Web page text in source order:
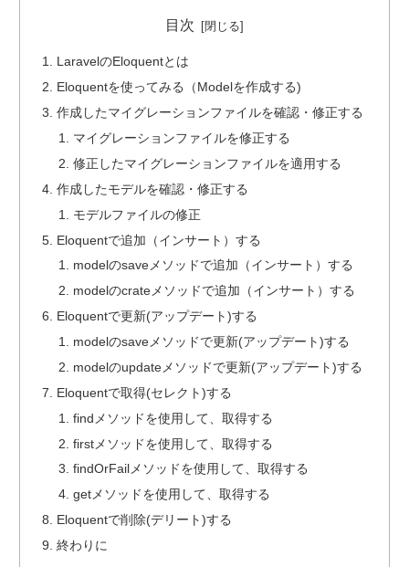
目次
LaravelのEloquentとは
Eloquentを使ってみる（Modelを作成する)
作成したマイグレーションファイルを確認・修正する
マイグレーションファイルを修正する
修正したマイグレーションファイルを適用する
作成したモデルを確認・修正する
モデルファイルの修正
Eloquentで追加（インサート）する
modelのsaveメソッドで追加（インサート）する
modelのcrateメソッドで追加（インサート）する
Eloquentで更新(アップデート)する
modelのsaveメソッドで更新(アップデート)する
modelのupdateメソッドで更新(アップデート)する
Eloquentで取得(セレクト)する
findメソッドを使用して、取得する
firstメソッドを使用して、取得する
findOrFailメソッドを使用して、取得する
getメソッドを使用して、取得する
Eloquentで削除(デリート)する
終わりに